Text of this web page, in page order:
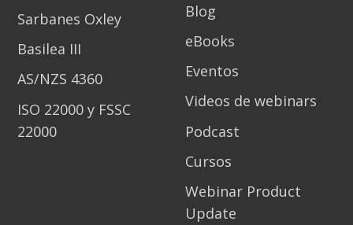
Sarbanes Oxley
Basilea III
AS/NZS 4360
ISO 22000 y FSSC
22000
Blog
eBooks
Eventos
Videos de webinars
Podcast
Cursos
Webinar Product
Update